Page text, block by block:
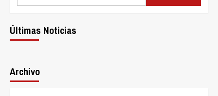
Últimas Noticias
Archivo